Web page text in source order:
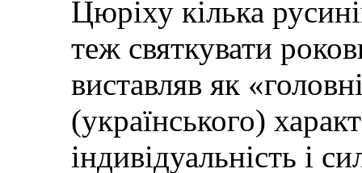
Цюріху кілька
теж святкувати
виставляв як
(українського)
індивідуальність і